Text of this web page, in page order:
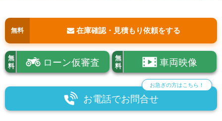
無料 在庫確認・見積もり依頼をする
無
料
ローン仮審査
無
料
車両映像
お電話でお問合せ
お急ぎの方はこちら！